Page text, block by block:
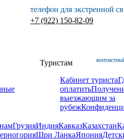
телефон для экстренной
+7 (922) 150-82-09
Туристам
Кабинет туриста
оплатить
выезжающим за
рубеж
ГрузияИндияКавказКазахстан
Шри ЛанкаЯпония